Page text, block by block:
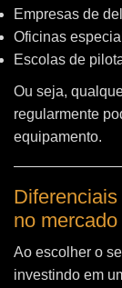
Empresas de
Oficinas
Escolas de
Ou seja,
regularmente
equipamento.
no mercado
Ao escolher o
investindo em